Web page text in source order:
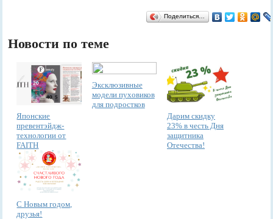
Поделиться…
Новости по теме
Японские
превентэйдж-
технологии от
FAITH
Эксклюзивные
модели пуховиков
для подростков
Дарим скидку
23% в честь Дня
защитника
Отечества!
С Новым годом,
друзья!